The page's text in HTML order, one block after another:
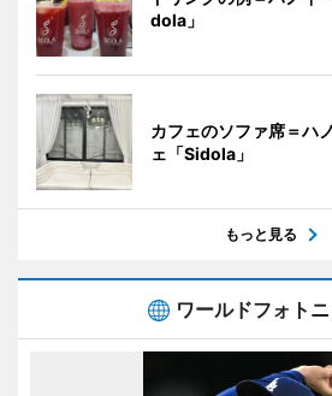
dola」
カフェのソファ席＝ハ
ェ「Sidola」
もっと見る
ワールドフォト